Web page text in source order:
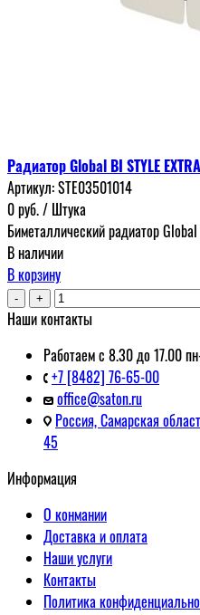
Радиатор Global BI STYLE
Артикул:STE03501014
0руб./ Штука
Биметаллический радиатор
В наличии
В корзину
- +
Наши контакты
Работаем с 8.30 до 17.00
+7 [8482] 76-65-00
office@saton.ru
Россия, Самарская
45
Информация
О конмании
Доставка и оплата
Наши услуги
Контакты
Политика